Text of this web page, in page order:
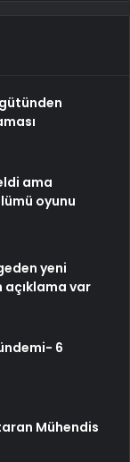
ama
oyunu
yeni
açıklama var
6
Mühendis